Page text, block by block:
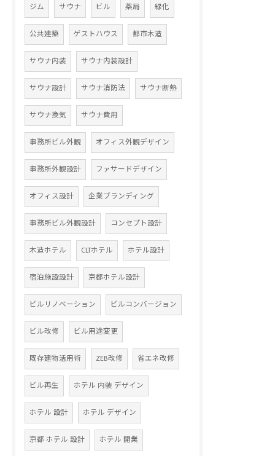
ジム サウナ ビル 薬局 緑化
公共建築 ゲストハウス 都市木造
サウナ内装 サウナ内装設計
サウナ設計 サウナ消防法 サウナ断熱
サウナ換気 サウナ費用
事務所ビル外観 オフィス外観デザイン
事務所外観設計 ファサードデザイン
オフィス設計 企業ブランディング
事務所ビル外観設計 コンセプト設計
木造ホテル CLTホテル ホテル設計
宿泊施設設計 京都ホテル設計
ビルリノベーション ビルコンバージョン
ビル改修 ビル用途変更
既存建物活用術 ZEB改修 省エネ改修
ビル再生 ホテル 内装 デザイン
ホテル 設計 ホテル デザイン
京都 ホテル 設計 ホテル 開業